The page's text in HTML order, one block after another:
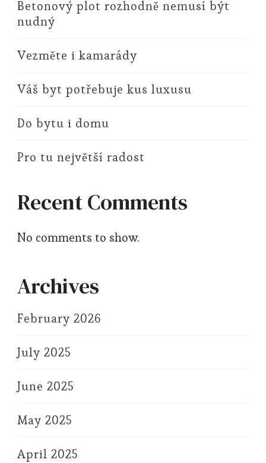
Betonový plot rozhodně nemusí být
nudný
Vezměte i kamarády
Váš byt potřebuje kus luxusu
Do bytu i domu
Pro tu největší radost
Recent Comments
No comments to show.
Archives
February 2026
July 2025
June 2025
May 2025
April 2025